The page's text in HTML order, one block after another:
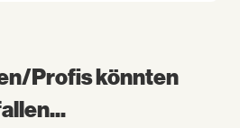
Profis könnten